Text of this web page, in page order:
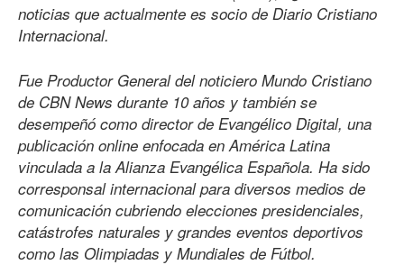
noticias que actualmente es socio de Diario Cristiano
Internacional.
Fue Productor General del noticiero Mundo Cristiano
de CBN News durante 10 años y también se
desempeñó como director de Evangélico Digital, una
publicación online enfocada en América Latina
vinculada a la Alianza Evangélica Española. Ha sido
corresponsal internacional para diversos medios de
comunicación cubriendo elecciones presidenciales,
catástrofes naturales y grandes eventos deportivos
como las Olimpiadas y Mundiales de Fútbol.